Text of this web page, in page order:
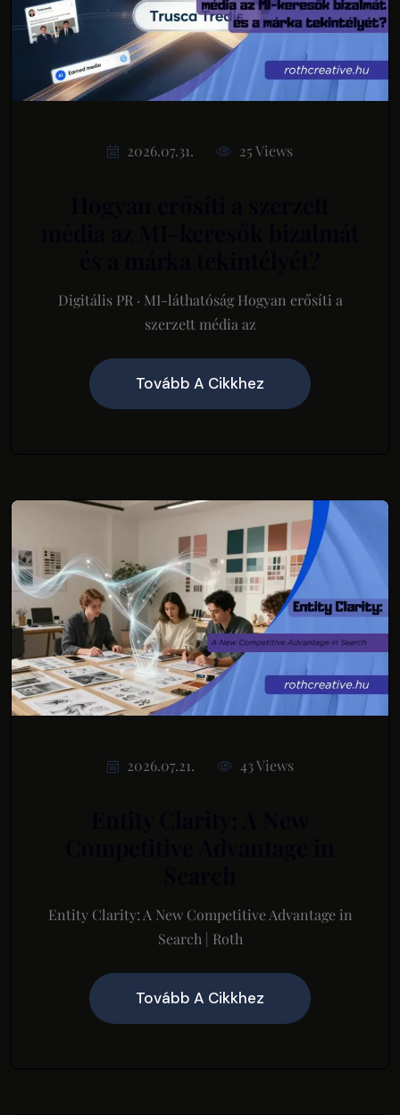
2026.07.31. 25 Views
Digitális PR · MI-láthatóság Hogyan erősíti a
szerzett média az
Tovább A Cikkhez
2026.07.21. 43 Views
Entity Clarity: A New Competitive Advantage in
Search | Roth
Tovább A Cikkhez